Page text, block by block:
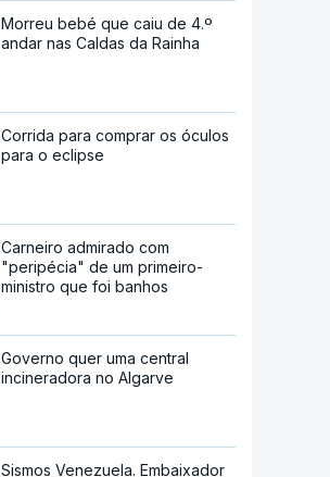
Morreu bebé que caiu de 4.º
andar nas Caldas da Rainha
Corrida para comprar os óculos
para o eclipse
Carneiro admirado com
"peripécia" de um primeiro-
ministro que foi banhos
Governo quer uma central
incineradora no Algarve
Sismos Venezuela. Embaixador